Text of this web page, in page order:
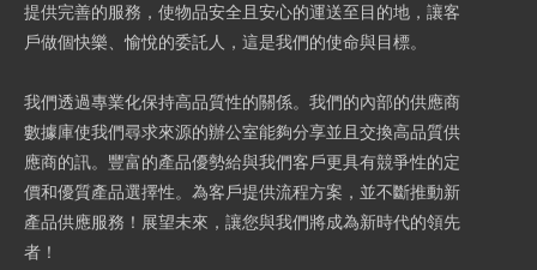
提供完善的服務，使物品安全且安心的運送至目的地，讓客
戶做個快樂、愉悅的委託人，這是我們的使命與目標。
我們透過專業化保持高品質性的關係。我們的內部的供應商
數據庫使我們尋求來源的辦公室能夠分享並且交換高品質供
應商的訊。豐富的產品優勢給與我們客戶更具有競爭性的定
價和優質產品選擇性。為客戶提供流程方案，並不斷推動新
產品供應服務！展望未來，讓您與我們將成為新時代的領先
者！